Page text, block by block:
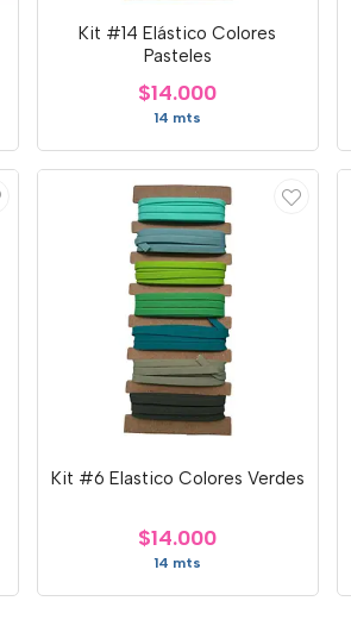
Kit #14 Elástico Colores
Pasteles
$14.000
14 mts
Kit #6 Elastico Colores Verdes
$14.000
14 mts